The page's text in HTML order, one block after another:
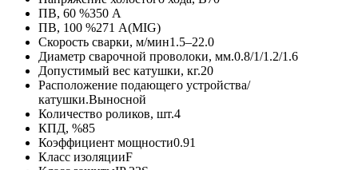
ПВ, 60 %350 А
ПВ, 100 %271 А(MIG)
Скорость сварки, м/мин1.5–22.0
Диаметр сварочной проволоки, мм.0.8/1/1.2/1.6
Допустимый вес катушки, кг.20
Расположение подающего устройства/
катушки.Выносной
Количество роликов, шт.4
КПД, %85
Коэффициент мощности0.91
Класс изоляцииF